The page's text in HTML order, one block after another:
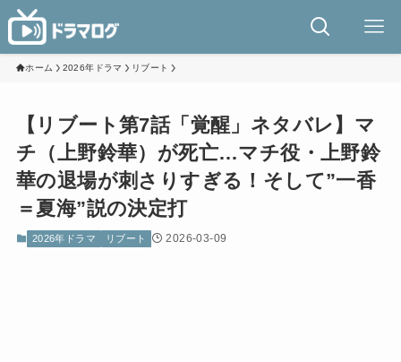
ホーム 2026年ドラマ リブート
【リブート第7話「覚醒」ネタバレ】マ
チ（上野鈴華）が死亡…マチ役・上野鈴
華の退場が刺さりすぎる！そして”一香
＝夏海”説の決定打
2026年ドラマ リブート 2026-03-09